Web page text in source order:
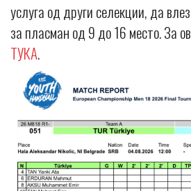
услуга од други селекции, да
за пласман од 9 до 16 место. За
ТУКА.